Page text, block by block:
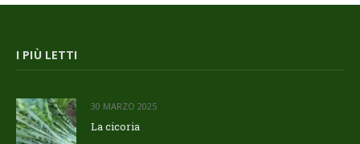
I PIÙ LETTI
30 MARZO 2025
La cicoria